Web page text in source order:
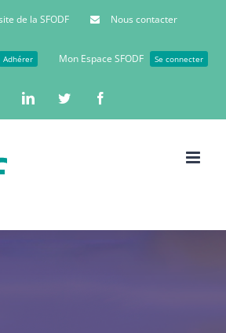
de la SFODF Nous contacter
Adhérer Mon Espace SFODF Se connecter
LinkedinTwitter